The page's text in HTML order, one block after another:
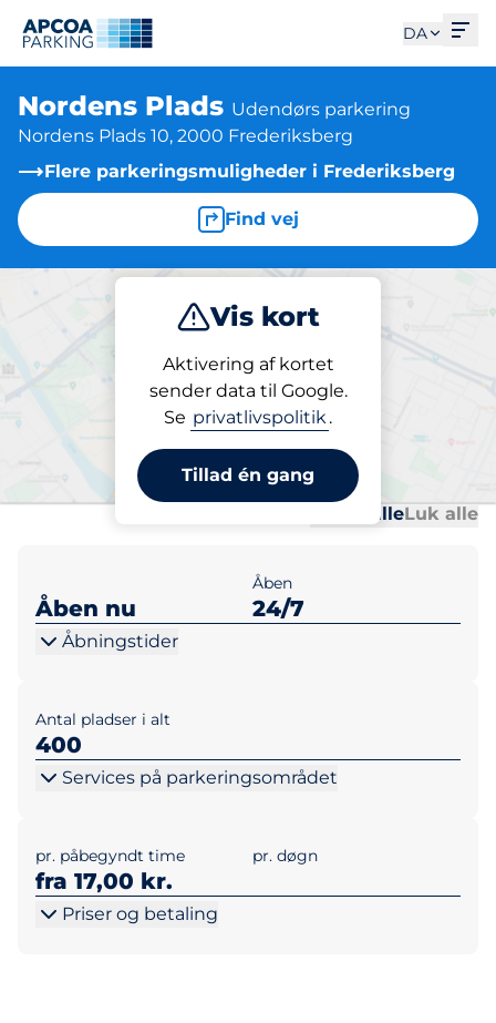
DA
Nordens Plads Udendørs parkering
Nordens Plads 10, 2000 Frederiksberg
Flere parkeringsmuligheder i Frederiksberg
Find vej
Vis kort
Aktivering af kortet
sender data til Google.
Se privatlivspolitik.
Tillad én gang
Abonnement
Parkering på stedet
Nordens Plads
Udvid alleLuk alle
Åben nu
Åben
24/7
Åbningstider
Antal pladser i alt
400
Services på parkeringsområdet
pr. påbegyndt time
fra 17,00 kr.
pr. døgn
Priser og betaling